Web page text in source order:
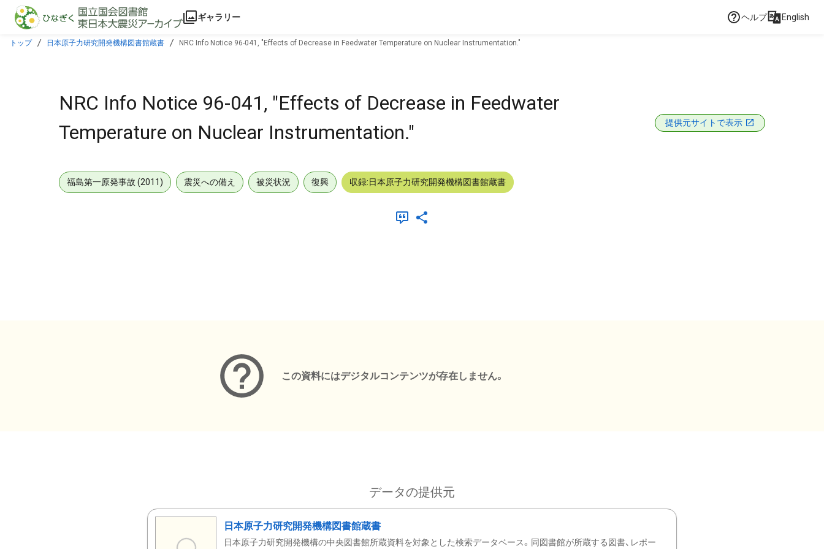
本文に飛ぶ
ギャラリー ヘルプ English
トップ 日本原子力研究開発機構図書館蔵書 NRC Info Notice 96-041, "Effects of Decrease in Feedwater Temperature on Nuclear Instrumentation."
NRC Info Notice 96-041, "Effects of Decrease in Feedwater
Temperature on Nuclear Instrumentation."
提供元サイトで表示
福島第一原発事故 (2011) 震災への備え 被災状況 復興 収録:日本原子力研究開発機構図書館蔵書
この資料にはデジタルコンテンツが存在しません。
データの提供元
日本原子力研究開発機構図書館蔵書
日本原子力研究開発機構の中央図書館所蔵資料を対象とした検索データベース。同図書館が所蔵する図書、レポー